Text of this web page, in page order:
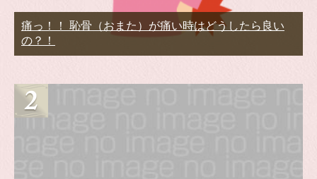
痛っ！！ 恥骨（おまた）が痛い時はどうしたら良い
の？！